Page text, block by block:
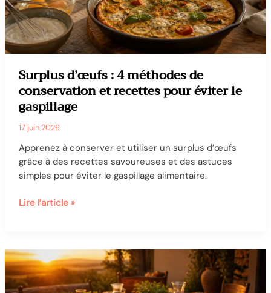
rien
payer
?
Surplus d’œufs : 4 méthodes de
conservation et recettes pour éviter le
gaspillage
17 juin 2026
Apprenez à conserver et utiliser un surplus d’œufs
grâce à des recettes savoureuses et des astuces
simples pour éviter le gaspillage alimentaire.
Surplus
méthodes
de
conservation
Lire l’article »